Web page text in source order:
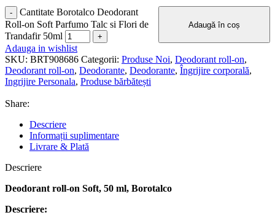
Cantitate Borotalco Deodorant
Roll-on Soft Parfumo Talc si Flori de
Trandafir 50ml
Adaugă în coș
Adauga in wishlist
SKU: BRT908686 Categorii: Produse Noi, Deodorant roll-on,
Deodorant roll-on, Deodorante, Deodorante, Îngrijire corporală,
Ingrijire Personala, Produse bărbătești
Share:
Descriere
Informații suplimentare
Livrare & Plată
Descriere
Deodorant roll-on Soft, 50 ml, Borotalco
Descriere: